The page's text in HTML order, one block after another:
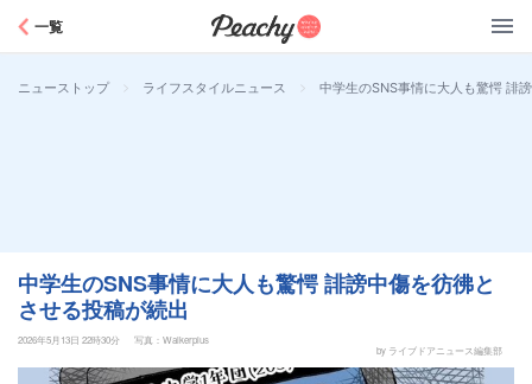
一覧
ニューストップ > ライフスタイルニュース > 中学生のSNS事情に大人も驚愕 誹
中学生のSNS事情に大人も驚愕 誹謗中傷を彷彿と
させる投稿が続出
2026年5月13日 22時30分
写真：Walkerplus
by ライブドアニュース編集部